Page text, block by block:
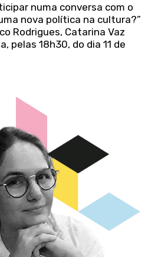
numa conversa com o
nova política na cultura?”
Rodrigues, Catarina Vaz
pelas 18h30, do dia 11 de